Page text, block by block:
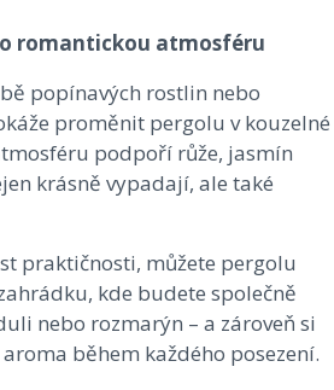
romantickou atmosféru
popínavých rostlin nebo
proměnit pergolu v kouzelné
podpoří růže, jasmín
krásně vypadají, ale také
praktičnosti, můžete pergolu
kde budete společně
nebo rozmarýn – a zároveň si
během každého posezení.